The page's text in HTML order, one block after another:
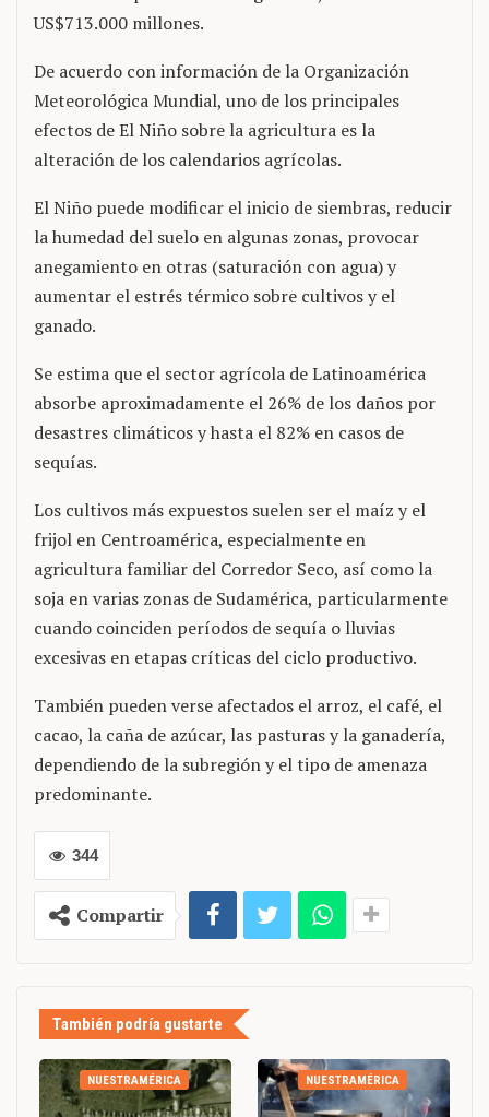
US$713.000 millones.
De acuerdo con información de la Organización
Meteorológica Mundial, uno de los principales
efectos de El Niño sobre la agricultura es la
alteración de los calendarios agrícolas.
El Niño puede modificar el inicio de siembras, reducir
la humedad del suelo en algunas zonas, provocar
anegamiento en otras (saturación con agua) y
aumentar el estrés térmico sobre cultivos y el
ganado.
Se estima que el sector agrícola de Latinoamérica
absorbe aproximadamente el 26% de los daños por
desastres climáticos y hasta el 82% en casos de
sequías.
Los cultivos más expuestos suelen ser el maíz y el
frijol en Centroamérica, especialmente en
agricultura familiar del Corredor Seco, así como la
soja en varias zonas de Sudamérica, particularmente
cuando coinciden períodos de sequía o lluvias
excesivas en etapas críticas del ciclo productivo.
También pueden verse afectados el arroz, el café, el
cacao, la caña de azúcar, las pasturas y la ganadería,
dependiendo de la subregión y el tipo de amenaza
predominante.
344
Compartir
También podría gustarte
NUESTRAMÉRICA NUESTRAMÉRICA